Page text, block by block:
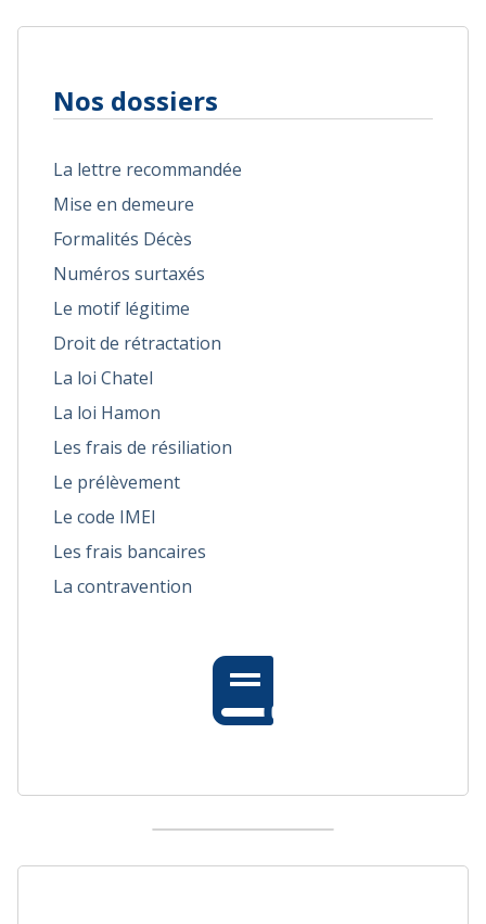
Nos dossiers
La lettre recommandée
Mise en demeure
Formalités Décès
Numéros surtaxés
Le motif légitime
Droit de rétractation
La loi Chatel
La loi Hamon
Les frais de résiliation
Le prélèvement
Le code IMEI
Les frais bancaires
La contravention